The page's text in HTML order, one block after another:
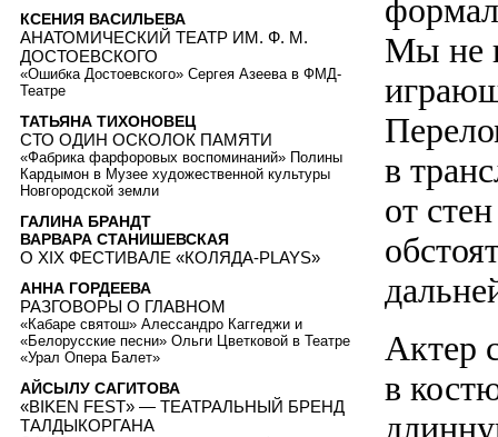
Мы не
в
от
Актер
в
КСЕНИЯ ВАСИЛЬЕВА
АНАТОМИЧЕСКИЙ ТЕАТР ИМ. Ф. М.
ДОСТОЕВСКОГО
«Ошибка Достоевского» Сергея Азеева в ФМД-
Театре
ТАТЬЯНА ТИХОНОВЕЦ
СТО ОДИН ОСКОЛОК ПАМЯТИ
«Фабрика фарфоровых воспоминаний» Полины
Кардымон в Музее художественной культуры
Новгородской земли
ГАЛИНА БРАНДТ
ВАРВАРА СТАНИШЕВСКАЯ
О XIX ФЕСТИВАЛЕ «КОЛЯДА-PLAYS»
АННА ГОРДЕЕВА
РАЗГОВОРЫ О ГЛАВНОМ
«Кабаре святош» Алессандро Каггеджи и
«Белорусские песни» Ольги Цветковой в Театре
«Урал Опера Балет»
АЙСЫЛУ САГИТОВА
«BIKEN FEST» — ТЕАТРАЛЬНЫЙ БРЕНД
ТАЛДЫКОРГАНА